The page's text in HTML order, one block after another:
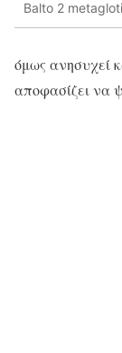
Balto 2
όμως ανησυχεί
αποφασίζει να